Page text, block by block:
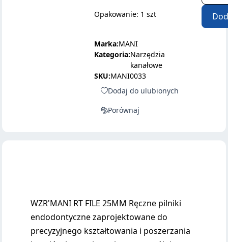
Opakowanie: 1 szt
Marka:MANI
Kategoria:Narzędzia
kanałowe
SKU:MANI0033
Dodaj do ulubionych
Porównaj
WZR'MANI RT FILE 25MM Ręczne pilniki
endodontyczne zaprojektowane do
precyzyjnego kształtowania i poszerzania